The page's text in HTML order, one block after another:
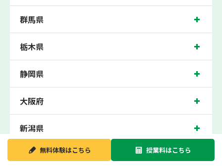
いいただいております。無料体験受付中です！
群馬県
栃木県
静岡県
大阪府
新潟県
無料体験はこちら 授業料はこちら